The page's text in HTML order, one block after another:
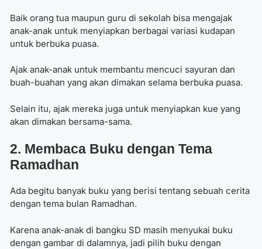
Baik orang tua maupun guru di sekolah bisa mengajak
anak-anak untuk menyiapkan berbagai variasi kudapan
untuk berbuka puasa.
Ajak anak-anak untuk membantu mencuci sayuran dan
buah-buahan yang akan dimakan selama berbuka puasa.
Selain itu, ajak mereka juga untuk menyiapkan kue yang
akan dimakan bersama-sama.
2. Membaca Buku dengan Tema
Ramadhan
Ada begitu banyak buku yang berisi tentang sebuah cerita
dengan tema bulan Ramadhan.
Karena anak-anak di bangku SD masih menyukai buku
dengan gambar di dalamnya, jadi pilih buku dengan